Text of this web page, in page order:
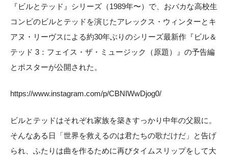
『ビルとテッド』シリーズ（1989年〜）で、おバカな高校生
コンビのビルとテッドを演じたアレックス・ウィンターとキ
アヌ・リーヴスによる約30年ぶりのシリーズ最新作『ビル＆
テッド 3：フェイス・ザ・ミュージック（原題）』の予告編
とポスターが公開された。
https://www.instagram.com/p/CBNIWwDjog0/
ビルとテッドはそれぞれ家族を築きすっかり中年の父親に。
そんなある日「世界を救えるのは君たちの歌だけだ」と告げ
られ、ふたりは曲を作るために再びタイムスリップをして大